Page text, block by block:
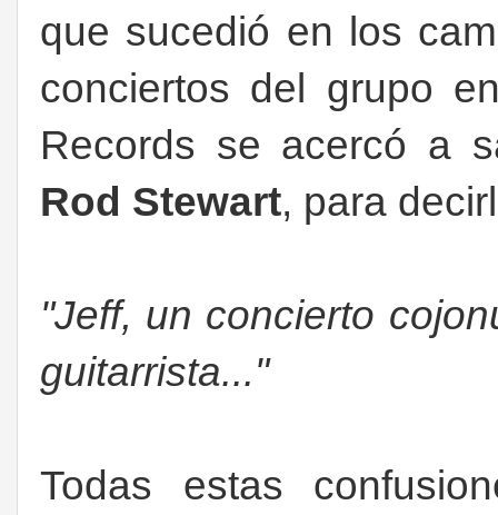
que sucedió en los
conciertos del grupo
Records se acercó a
Rod Stewart, para
"Jeff, un concierto
guitarrista..."
Todas estas